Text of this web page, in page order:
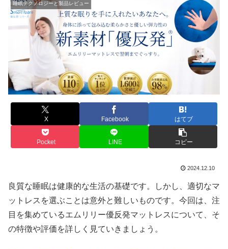
睡眠テクノロジーと製品レビュー
X Facebook はてブ
Pocket LINE コピー
2024.12.10
良質な睡眠は健康的な生活の基礎です。しかし、適切なマ
ットレスを選ぶことは意外と難しいものです。今回は、注
目を集めているエムリリー優反発マットレスについて、そ
の特徴や評価を詳しく見ていきましょう。